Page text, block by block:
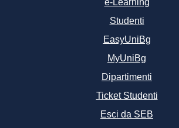
e-Learning
Studenti
EasyUniBg
MyUniBg
Dipartimenti
Ticket Studenti
Esci da SEB